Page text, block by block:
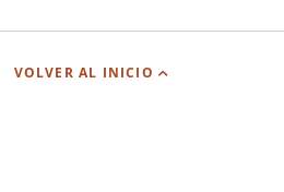
VOLVER AL INICIO